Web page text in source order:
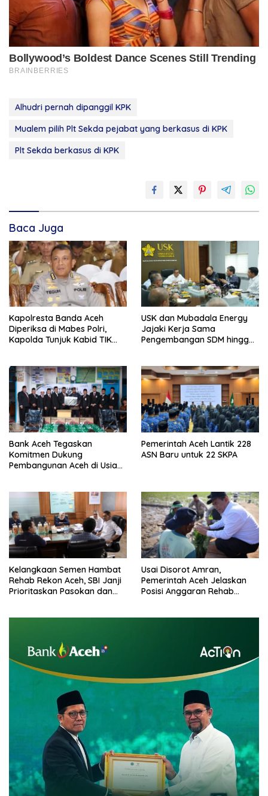
Alhudri pernah dipanggil KPK
Mualem pilih Plt Sekda pejabat yang berkasus di KPK
Plt Sekda berkasus di KPK
Baca Juga
Kapolresta Banda Aceh
Diperiksa di Mabes Polri,
Kapolda Tunjuk Kabid TIK
USK dan Mubadala Energy
Jajaki Kerja Sama
Pengembangan SDM hingga
Bank Aceh Tegaskan
Komitmen Dukung
Pembangunan Aceh di Usia
Pemerintah Aceh Lantik 228
ASN Baru untuk 22 SKPA
Kelangkaan Semen Hambat
Rehab Rekon Aceh, SBI Janji
Prioritaskan Pasokan dan
Usai Disorot Amran,
Pemerintah Aceh Jelaskan
Posisi Anggaran Rehab